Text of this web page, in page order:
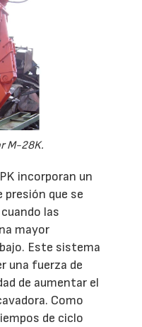
M-28K.
incorporan un
que se
las
mayor
Este sistema
una fuerza de
de aumentar el
Como
de ciclo